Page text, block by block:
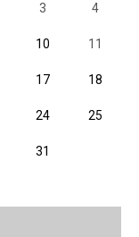
3 4
10 11
17 18
24 25
31